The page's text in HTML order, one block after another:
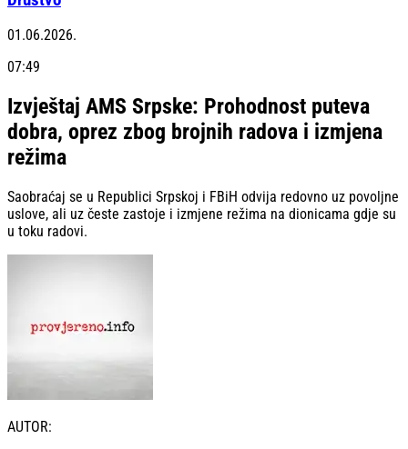
01.06.2026.
07:49
Izvještaj AMS Srpske: Prohodnost puteva
dobra, oprez zbog brojnih radova i izmjena
režima
Saobraćaj se u Republici Srpskoj i FBiH odvija redovno uz povoljne
uslove, ali uz česte zastoje i izmjene režima na dionicama gdje su
u toku radovi.
AUTOR: